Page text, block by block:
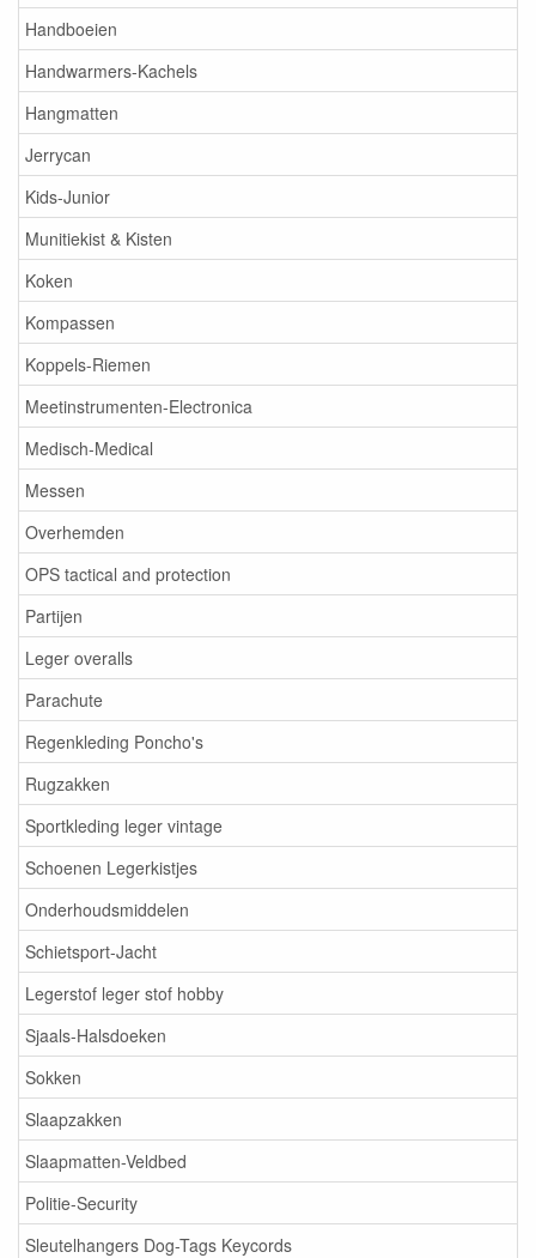
Handboeien
Handwarmers-Kachels
Hangmatten
Jerrycan
Kids-Junior
Munitiekist & Kisten
Koken
Kompassen
Koppels-Riemen
Meetinstrumenten-Electronica
Medisch-Medical
Messen
Overhemden
OPS tactical and protection
Partijen
Leger overalls
Parachute
Regenkleding Poncho's
Rugzakken
Sportkleding leger vintage
Schoenen Legerkistjes
Onderhoudsmiddelen
Schietsport-Jacht
Legerstof leger stof hobby
Sjaals-Halsdoeken
Sokken
Slaapzakken
Slaapmatten-Veldbed
Politie-Security
Sleutelhangers Dog-Tags Keycords